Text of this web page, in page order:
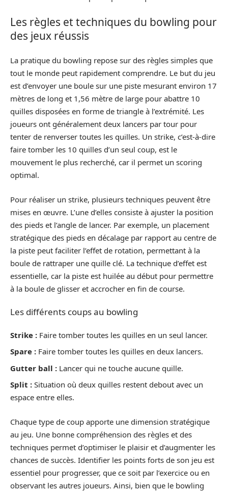
Les règles et techniques du bowling pour
des jeux réussis
La pratique du bowling repose sur des règles simples que
tout le monde peut rapidement comprendre. Le but du jeu
est d’envoyer une boule sur une piste mesurant environ 17
mètres de long et 1,56 mètre de large pour abattre 10
quilles disposées en forme de triangle à l’extrémité. Les
joueurs ont généralement deux lancers par tour pour
tenter de renverser toutes les quilles. Un strike, c’est-à-dire
faire tomber les 10 quilles d’un seul coup, est le
mouvement le plus recherché, car il permet un scoring
optimal.
Pour réaliser un strike, plusieurs techniques peuvent être
mises en œuvre. L’une d’elles consiste à ajuster la position
des pieds et l’angle de lancer. Par exemple, un placement
stratégique des pieds en décalage par rapport au centre de
la piste peut faciliter l’effet de rotation, permettant à la
boule de rattraper une quille clé. La technique d’effet est
essentielle, car la piste est huilée au début pour permettre
à la boule de glisser et accrocher en fin de course.
Les différents coups au bowling
Strike : Faire tomber toutes les quilles en un seul lancer.
Spare : Faire tomber toutes les quilles en deux lancers.
Gutter ball : Lancer qui ne touche aucune quille.
Split : Situation où deux quilles restent debout avec un
espace entre elles.
Chaque type de coup apporte une dimension stratégique
au jeu. Une bonne compréhension des règles et des
techniques permet d’optimiser le plaisir et d’augmenter les
chances de succès. Identifier les points forts de son jeu est
essentiel pour progresser, que ce soit par l’exercice ou en
observant les autres joueurs. Ainsi, bien que le bowling